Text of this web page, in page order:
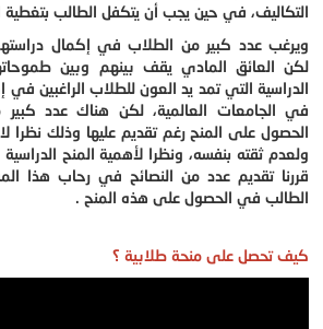
التكاليف، في حين يجب أن يتكفل الطالب بتغطية
ويرغب عدد كبير من الطلاب في إكمال
لكن العائق المادي يقف بينهم وبين
الدراسية التي تمد يد العون للطلاب الراغبين في
في الجامعات العالمية، لكن هناك عدد
الحصول على المنح رغم تقديم عليها وذلك نظرا
ولعدم ثقته بنفسه، ونظرا لأهمية المنح
قررنا تقديم عدد من النصائح في رحاب هذا
الطالب في الحصول على هذه المنح .
كيف تحصل على منحة طلابية ؟